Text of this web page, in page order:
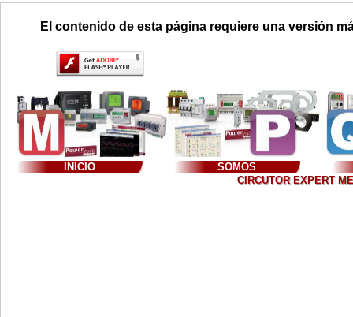
El contenido de esta página requiere una versión
INICIO
SOMOS
CIRCUTOR EXPERT